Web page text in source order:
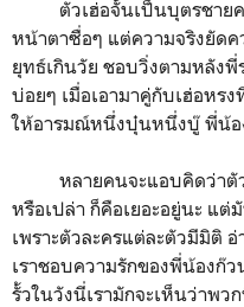
ตัวเฮ่อจั้นเป็นบุตรชายคน
หน้าตาซื่อๆ แต่ความจริงยัดค
ยุทธ์เกินวัย ชอบวิ่งตามหลังพี่
บ่อยๆ เมื่อเอามาคู่กับเฮ่อหร
ให้อารมณ์หนึ่งบุ๋นหนึ่งบู๊ พี่น้อ
หลายคนจะแอบคิดว่าตัวล
หรือเปล่า ก็คือเยอะอยู่นะ แ
เพราะตัวละครแต่ละตัวมีมิติ
เราชอบความรักของพี่น้องก๊
รั้วในวังนี่เรามักจะเห็นว่าพ